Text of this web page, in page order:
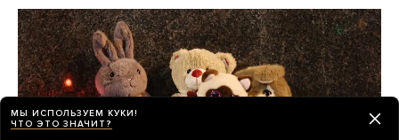
МЫ ИСПОЛЬЗУЕМ КУКИ!
ЧТО ЭТО ЗНАЧИТ?